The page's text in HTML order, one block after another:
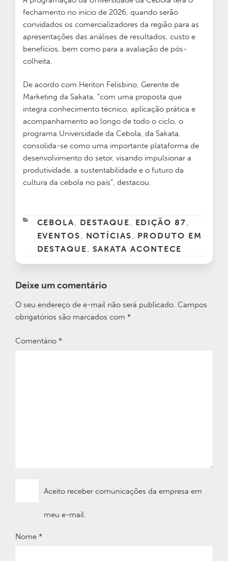
fechamento no início de 2026, quando serão
convidados os comercializadores da região para as
apresentações das análises de resultados, custo e
benefícios, bem como para a avaliação de pós-
colheita.
De acordo com Heriton Felisbino, Gerente de
Marketing da Sakata, “com uma proposta que
integra conhecimento técnico, aplicação prática e
acompanhamento ao longo de todo o ciclo, o
programa Universidade da Cebola, da Sakata,
consolida-se como uma importante plataforma de
desenvolvimento do setor, visando impulsionar a
produtividade, a sustentabilidade e o futuro da
cultura da cebola no país”, destacou.
CATEGORIAS
CEBOLA , DESTAQUE , EDIÇÃO 87 ,
EVENTOS , NOTÍCIAS ,
PRODUTO EM
DESTAQUE , SAKATA ACONTECE
Deixe um comentário
O seu endereço de e-mail não será publicado. Campos
obrigatórios são marcados com *
Comentário *
Aceito receber comunicações da empresa em
meu e-mail.
Nome *